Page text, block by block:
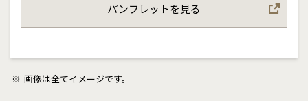
す。リゾートの開放感と大自然の魅力を兼ね備えた
充実のケアンズ旅行をお楽しみください。
パンフレットを見る
画像は全てイメージです。